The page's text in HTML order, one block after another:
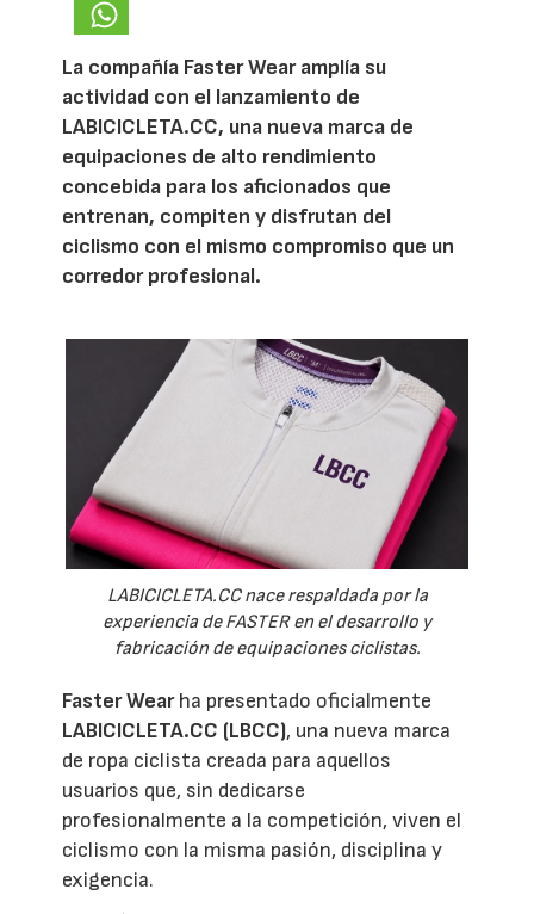
La compañía Faster Wear amplía su
actividad con el lanzamiento de
LABICICLETA.CC, una nueva marca de
equipaciones de alto rendimiento
concebida para los aficionados que
entrenan, compiten y disfrutan del
ciclismo con el mismo compromiso que un
corredor profesional.
LABICICLETA.CC nace respaldada por la
experiencia de FASTER en el desarrollo y
fabricación de equipaciones ciclistas.
Faster Wearha presentado oficialmente
LABICICLETA.CC (LBCC), una nueva marca
de ropa ciclista creada para aquellos
usuarios que, sin dedicarse
profesionalmente a la competición, viven el
ciclismo con la misma pasión, disciplina y
exigencia.